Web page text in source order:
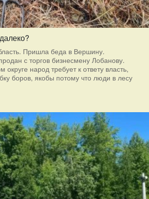
Пришла беда в Вершину.
с торгов бизнесмену Лобанову.
округе народ требует к ответу власть,
боров, якобы потому что люди в лесу